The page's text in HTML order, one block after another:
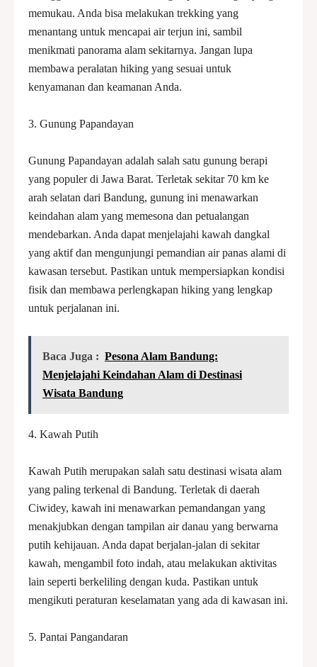
memukau. Anda bisa melakukan trekking yang
menantang untuk mencapai air terjun ini, sambil
menikmati panorama alam sekitarnya. Jangan lupa
membawa peralatan hiking yang sesuai untuk
kenyamanan dan keamanan Anda.
3. Gunung Papandayan
Gunung Papandayan adalah salah satu gunung berapi
yang populer di Jawa Barat. Terletak sekitar 70 km ke
arah selatan dari Bandung, gunung ini menawarkan
keindahan alam yang memesona dan petualangan
mendebarkan. Anda dapat menjelajahi kawah dangkal
yang aktif dan mengunjungi pemandian air panas alami di
kawasan tersebut. Pastikan untuk mempersiapkan kondisi
fisik dan membawa perlengkapan hiking yang lengkap
untuk perjalanan ini.
Baca Juga : Pesona Alam Bandung:
Menjelajahi Keindahan Alam di Destinasi
Wisata Bandung
4. Kawah Putih
Kawah Putih merupakan salah satu destinasi wisata alam
yang paling terkenal di Bandung. Terletak di daerah
Ciwidey, kawah ini menawarkan pemandangan yang
menakjubkan dengan tampilan air danau yang berwarna
putih kehijauan. Anda dapat berjalan-jalan di sekitar
kawah, mengambil foto indah, atau melakukan aktivitas
lain seperti berkeliling dengan kuda. Pastikan untuk
mengikuti peraturan keselamatan yang ada di kawasan ini.
5. Pantai Pangandaran